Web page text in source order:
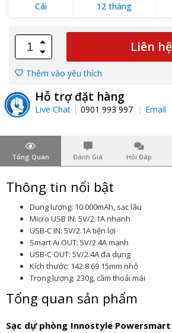
Cái
12 tháng
Liên hệ
Thêm vào yêu thích
Hỗ trợ đặt hàng
Live Chat 0901 993 997 Email
Tổng Quan Đánh Giá Hỏi Đáp
Thông tin nổi bật
Dung lượng: 10.000mAh, sạc lâu
Micro USB IN: 5V/2.1A nhanh
USB-C IN: 5V/2.1A tiện lợi
Smart Ai OUT: 5V/2.4A mạnh
USB-C OUT: 5V/2.4A đa dụng
Kích thước: 142.8 69 15mm nhỏ
Trọng lượng: 230g, cầm thoải mái
Tổng quan sản phẩm
Sạc dự phòng Innostyle